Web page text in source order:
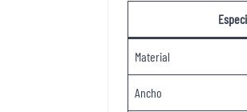
Material
Ancho